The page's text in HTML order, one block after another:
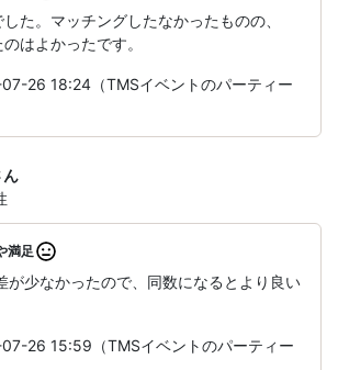
た。マッチングしたなかったものの、
はよかったです。
26 18:24（TMSイベントのパーティー
ん
満足
が少なかったので、同数になるとより良い
26 15:59（TMSイベントのパーティー